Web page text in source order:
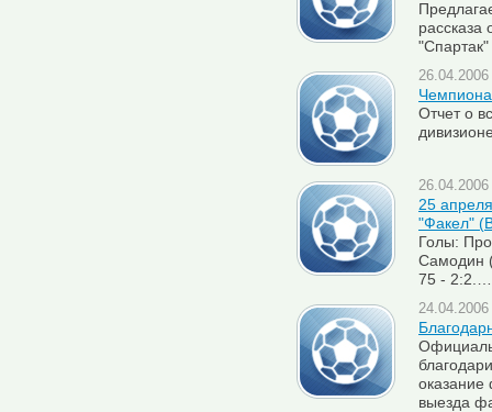
рассказа
Отчет о
25
"Факел"
Голы:
Самодин
75 - 2:2.…
выезда